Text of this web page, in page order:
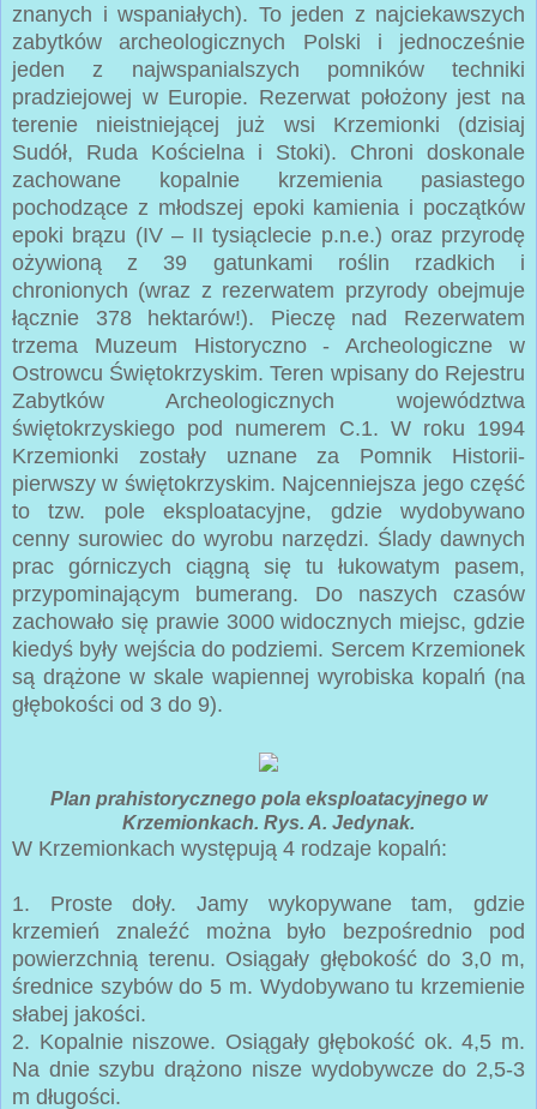
znanych i wspaniałych). To jeden z najciekawszych
zabytków archeologicznych Polski i jednocześnie
jeden z najwspanialszych pomników techniki
pradziejowej w Europie. Rezerwat położony jest na
terenie nieistniejącej już wsi Krzemionki (dzisiaj
Sudół, Ruda Kościelna i Stoki). Chroni doskonale
zachowane kopalnie krzemienia pasiastego
pochodzące z młodszej epoki kamienia i początków
epoki brązu (IV – II tysiąclecie p.n.e.) oraz przyrodę
ożywioną z 39 gatunkami roślin rzadkich i
chronionych (wraz z rezerwatem przyrody obejmuje
łącznie 378 hektarów!). Pieczę nad Rezerwatem
trzema Muzeum Historyczno - Archeologiczne w
Ostrowcu Świętokrzyskim. Teren wpisany do Rejestru
Zabytków Archeologicznych województwa
świętokrzyskiego pod numerem C.1. W roku 1994
Krzemionki zostały uznane za Pomnik Historii-
pierwszy w świętokrzyskim. Najcenniejsza jego część
to tzw. pole eksploatacyjne, gdzie wydobywano
cenny surowiec do wyrobu narzędzi. Ślady dawnych
prac górniczych ciągną się tu łukowatym pasem,
przypominającym bumerang. Do naszych czasów
zachowało się prawie 3000 widocznych miejsc, gdzie
kiedyś były wejścia do podziemi. Sercem Krzemionek
są drążone w skale wapiennej wyrobiska kopalń (na
głębokości od 3 do 9).
Plan prahistorycznego pola eksploatacyjnego w
Krzemionkach. Rys. A. Jedynak.
W Krzemionkach występują 4 rodzaje kopalń:
1. Proste doły. Jamy wykopywane tam, gdzie
krzemień znaleźć można było bezpośrednio pod
powierzchnią terenu. Osiągały głębokość do 3,0 m,
średnice szybów do 5 m. Wydobywano tu krzemienie
słabej jakości.
2. Kopalnie niszowe. Osiągały głębokość ok. 4,5 m.
Na dnie szybu drążono nisze wydobywcze do 2,5-3
m długości.